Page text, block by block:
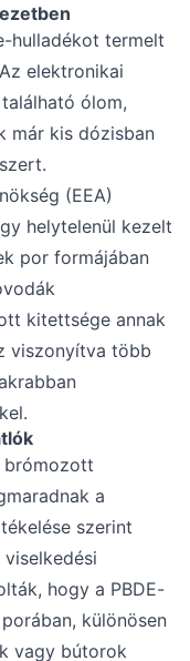
hulladékot termelt
elektronikai
ólom,
már kis dózisban
(EEA)
helytelenül kezelt
por formájában
kitettsége annak
viszonyítva több
brómozott
a
szerint
hogy a PBDE-
különösen
vagy bútorok